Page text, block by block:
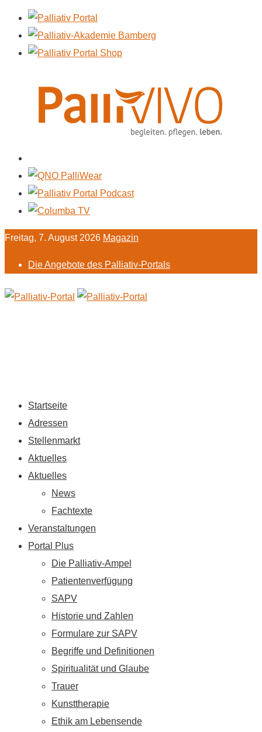
Freitag, 7. August 2026 Magazin
Die Angebote des Palliativ-Portals
Startseite
Adressen
Stellenmarkt
Aktuelles
Aktuelles
News
Fachtexte
Veranstaltungen
Portal Plus
Die Palliativ-Ampel
Patientenverfügung
SAPV
Historie und Zahlen
Formulare zur SAPV
Begriffe und Definitionen
Spiritualität und Glaube
Trauer
Kunsttherapie
Ethik am Lebensende